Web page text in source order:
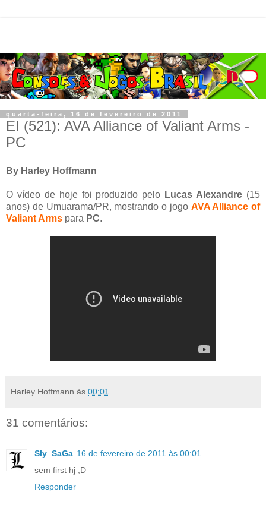
quarta-feira, 16 de fevereiro de 2011
EI (521): AVA Alliance of Valiant Arms -
PC
By Harley Hoffmann
O vídeo de hoje foi produzido pelo Lucas Alexandre (15
anos) de Umuarama/PR, mostrando o jogo AVA Alliance of
Valiant Arms para PC.
Harley Hoffmann às 00:01
31 comentários:
Sly_SaGa 16 de fevereiro de 2011 às 00:01
sem first hj ;D
Responder